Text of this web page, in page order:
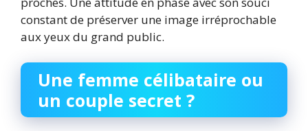
constant de préserver une image irréprochable
aux yeux du grand public.
Une femme célibataire ou
un couple secret ?